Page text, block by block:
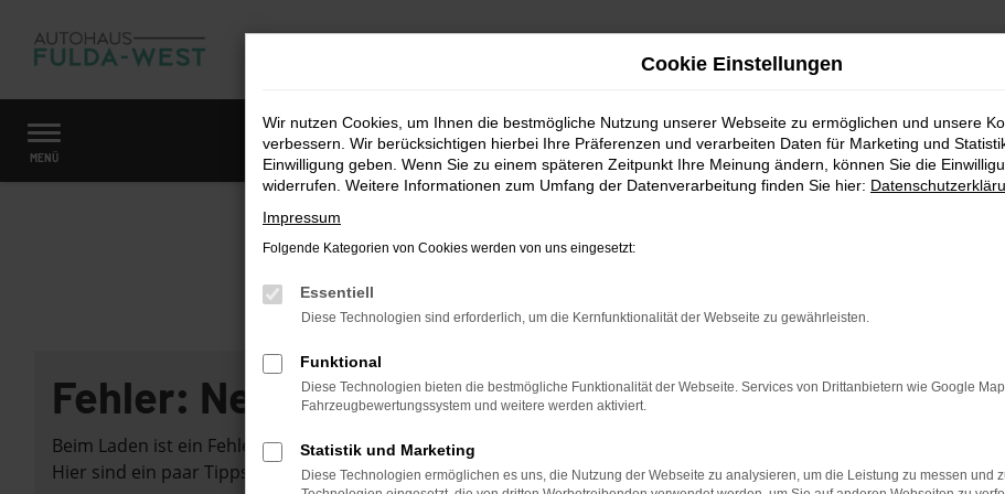
Zum
Hauptinhalt
MENÜ
Startseite Fahrzeugmarkt
Fehler: Network Error
Beim Laden ist ein Fehler aufgetreten.
Hier sind ein paar Tipps, die dir helfen können:
Cookie Einstellungen
Wir nutzen Cookies, um Ihnen die bestmögliche Nutzung unserer Webseite zu ermöglichen und unsere
verbessern. Wir berücksichtigen hierbei Ihre Präferenzen und verarbeiten Daten für Marketing und
Einwilligung geben. Wenn Sie zu einem späteren Zeitpunkt Ihre Meinung ändern, können Sie die
widerrufen. Weitere Informationen zum Umfang der Datenverarbeitung finden Sie hier:
Impressum
Folgende Kategorien von Cookies werden von uns eingesetzt:
Essentiell
Diese Technologien sind erforderlich, um die Kernfunktionalität der Webseite zu gewährleisten.
Funktional
Diese Technologien bieten die bestmögliche Funktionalität der Webseite. Services von Drittanbietern wie Google
Fahrzeugbewertungssystem und weitere werden aktiviert.
Statistik und Marketing
Diese Technologien ermöglichen es uns, die Nutzung der Webseite zu analysieren, um die Leistung zu messen und